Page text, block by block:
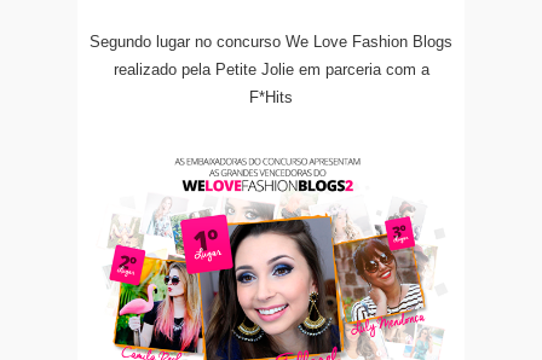
Segundo lugar no concurso We Love Fashion Blogs
realizado pela Petite Jolie em parceria com a
F*Hits